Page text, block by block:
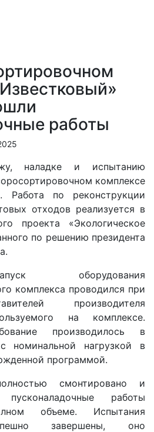
работы
наладке и испытанию
комплексе
Работа по реконструкции
отходов реализуется в
проекта «Экологическое
по решению президента
оборудования
комплекса проводился при
производителя
на комплексе.
производилось в
номинальной нагрузкой в
программой.
смонтировано и
работы
объеме. Испытания
завершены, оно